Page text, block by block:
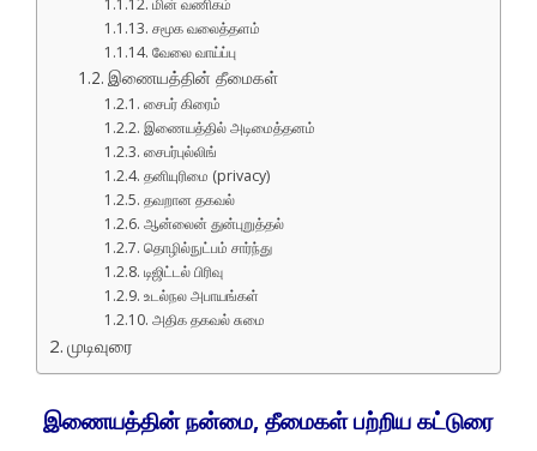
சமூக வலைத்தளம்
வேலை வாய்ப்பு
இணையத்தின் தீமைகள்
சைபர் கிரைம்
இணையத்தில் அடிமைத்தனம்
சைபர்புல்லிங்
தனியுரிமை (privacy)
தவறான தகவல்
ஆன்லைன் துன்புறுத்தல்
தொழில்நுட்பம் சார்ந்து
டிஜிட்டல் பிரிவு
உடல்நல அபாயங்கள்
அதிக தகவல் சுமை
முடிவுரை
இணையத்தின் நன்மை, தீமைகள் பற்றிய கட்டுரை